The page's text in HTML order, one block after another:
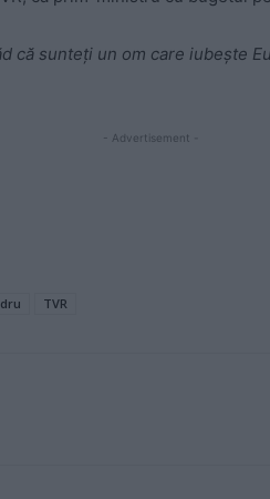
că sunteţi un om care iubeşte
- Advertisement -
TVR